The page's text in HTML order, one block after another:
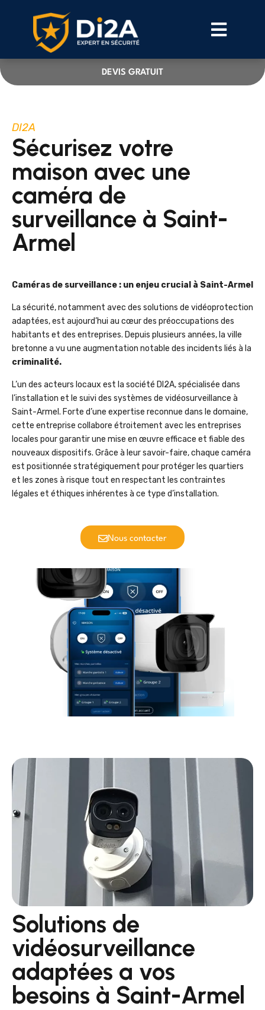
DEVIS GRATUIT
DI2A
Sécurisez votre
maison avec une
caméra de
surveillance à Saint-
Armel
Caméras de surveillance : un enjeu crucial à Saint-Armel
La sécurité, notamment avec des solutions de vidéoprotection
adaptées, est aujourd’hui au cœur des préoccupations des
habitants et des entreprises. Depuis plusieurs années, la ville
bretonne a vu une augmentation notable des incidents liés à la
criminalité.
L’un des acteurs locaux est la société DI2A, spécialisée dans
l’installation et le suivi des systèmes de vidéosurveillance à
Saint-Armel. Forte d’une expertise reconnue dans le domaine,
cette entreprise collabore étroitement avec les entreprises
locales pour garantir une mise en œuvre efficace et fiable des
nouveaux dispositifs. Grâce à leur savoir-faire, chaque caméra
est positionnée stratégiquement pour protéger les quartiers
et les zones à risque tout en respectant les contraintes
légales et éthiques inhérentes à ce type d’installation.
Nous contacter
Solutions de
vidéosurveillance
adaptées a vos
besoins à Saint-Armel